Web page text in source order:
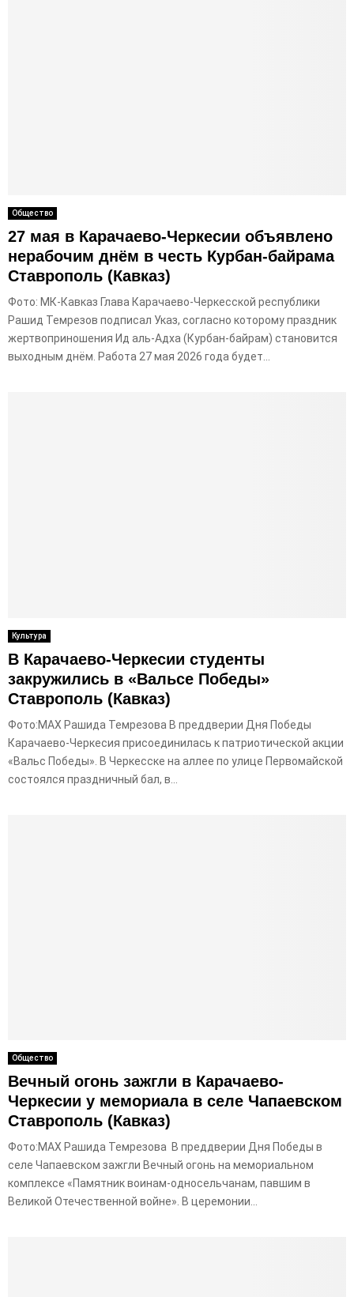
Общество
27 мая в Карачаево-Черкесии объявлено
нерабочим днём в честь Курбан-байрама
Ставрополь (Кавказ)
Фото: МК-Кавказ Глава Карачаево-Черкесской республики
Рашид Темрезов подписал Указ, согласно которому праздник
жертвоприношения Ид аль-Адха (Курбан-байрам) становится
выходным днём. Работа 27 мая 2026 года будет...
Культура
В Карачаево-Черкесии студенты
закружились в «Вальсе Победы»
Ставрополь (Кавказ)
Фото:МАХ Рашида Темрезова В преддверии Дня Победы
Карачаево-Черкесия присоединилась к патриотической акции
«Вальс Победы». В Черкесске на аллее по улице Первомайской
состоялся праздничный бал, в...
Общество
Вечный огонь зажгли в Карачаево-
Черкесии у мемориала в селе Чапаевском
Ставрополь (Кавказ)
Фото:МАХ Рашида Темрезова В преддверии Дня Победы в
селе Чапаевском зажгли Вечный огонь на мемориальном
комплексе «Памятник воинам-односельчанам, павшим в
Великой Отечественной войне». В церемонии...